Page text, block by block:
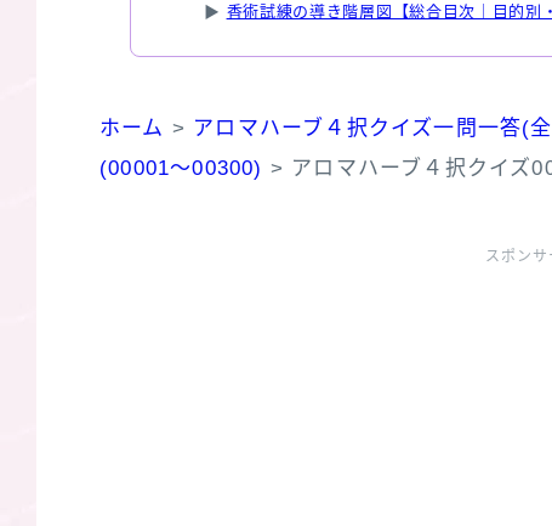
▶ 香術試練の導き階層図【総合目次｜目的別
ホーム > アロマハーブ４択クイズ一問一答(
(00001～00300) > アロマハーブ４択クイズ
スポンサ